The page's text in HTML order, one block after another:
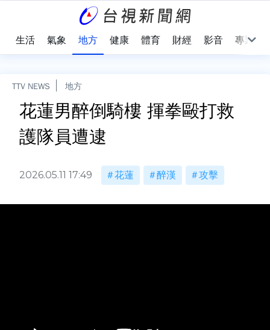
生活 氣象 地方 健康 體育 財經 影音 專題
TTV NEWS 地方
花蓮男醉倒騎樓 揮拳毆打救
護隊員遭逮
2026.05.11 17:49 花蓮 醉漢 攻擊